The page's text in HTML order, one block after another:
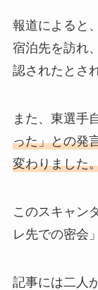
報道によると
宿泊先を訪れ
認されたとさ
また、東選手
った」との発
変わりました
このスキャン
レ先での密会
記事には二人